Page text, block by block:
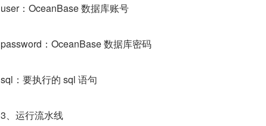
user：OceanBase 数据库账号
password：OceanBase 数据库密码
sql：要执行的 sql 语句
3、运行流水线